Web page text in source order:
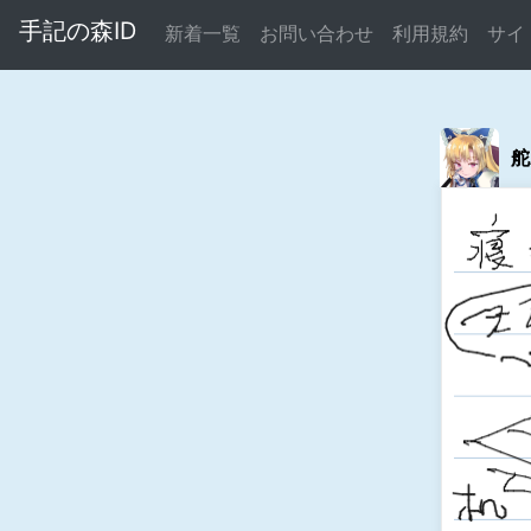
手記の森ID 新着一覧 お問い合わせ 利用規約 サイ